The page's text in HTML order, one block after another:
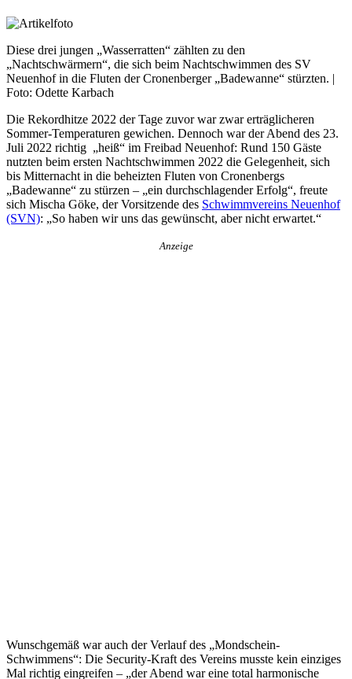
Diese drei jungen „Wasserratten“ zählten zu den
„Nachtschwärmern“, die sich beim Nachtschwimmen des SV
Neuenhof in die Fluten der Cronenberger „Badewanne“ stürzten. |
Foto: Odette Karbach
Die Rekordhitze 2022 der Tage zuvor war zwar erträglicheren
Sommer-Temperaturen gewichen. Dennoch war der Abend des 23.
Juli 2022 richtig „heiß“ im Freibad Neuenhof: Rund 150 Gäste
nutzten beim ersten Nachtschwimmen 2022 die Gelegenheit, sich
bis Mitternacht in die beheizten Fluten von Cronenbergs
„Badewanne“ zu stürzen – „ein durchschlagender Erfolg“, freute
sich Mischa Göke, der Vorsitzende des Schwimmvereins Neuenhof
(SVN): „So haben wir uns das gewünscht, aber nicht erwartet.“
Anzeige
Wunschgemäß war auch der Verlauf des „Mondschein-
Schwimmens“: Die Security-Kraft des Vereins musste kein einziges
Mal richtig eingreifen – „der Abend war eine total harmonische